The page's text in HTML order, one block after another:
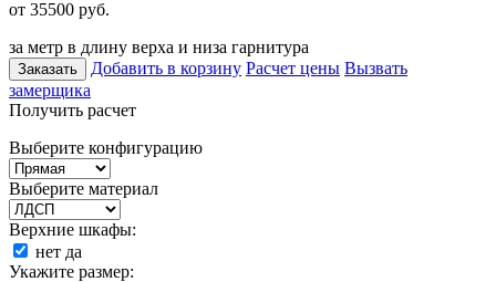
от 35500 руб.
за метр в длину верха и низа гарнитура
Заказать Добавить в корзину Расчет цены Вызвать
замерщика
Получить расчет
Выберите конфигурацию
Выберите материал
Верхние шкафы:
нет да
Укажите размер: